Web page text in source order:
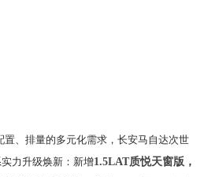
置、排量的多元化需求，长安马自达次世
力升级焕新：新增1.5LAT质悦天窗版 ，